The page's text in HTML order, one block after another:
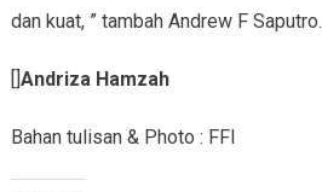
dan kuat, ” tambah Andrew F Saputro.
[]Andriza Hamzah
Bahan tulisan & Photo : FFI